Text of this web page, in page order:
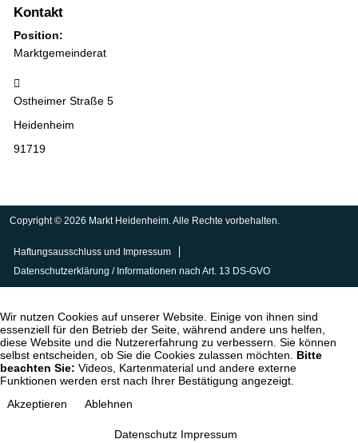
Kontakt
Position:
Marktgemeinderat
Ostheimer Straße 5
Heidenheim
91719
Copyright © 2026 Markt Heidenheim. Alle Rechte vorbehalten.
Haftungsausschluss und Impressum
Datenschutzerklärung / Informationen nach Art. 13 DS-GVO
Wir nutzen Cookies auf unserer Website. Einige von ihnen sind
essenziell für den Betrieb der Seite, während andere uns helfen,
diese Website und die Nutzererfahrung zu verbessern. Sie können
selbst entscheiden, ob Sie die Cookies zulassen möchten. Bitte
beachten Sie: Videos, Kartenmaterial und andere externe
Funktionen werden erst nach Ihrer Bestätigung angezeigt.
Akzeptieren
Ablehnen
Datenschutz Impressum